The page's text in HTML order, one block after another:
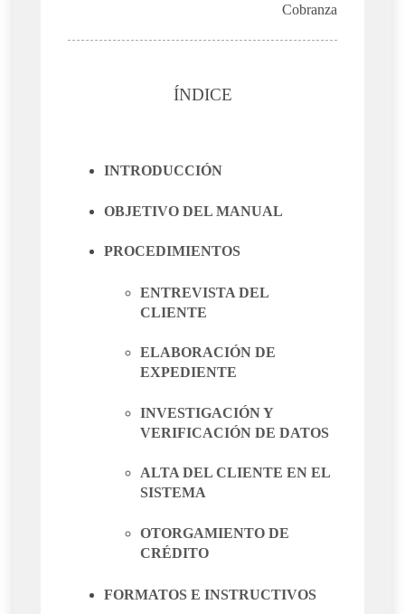
Cobranza
ÍNDICE
INTRODUCCIÓN
OBJETIVO DEL MANUAL
PROCEDIMIENTOS
ENTREVISTA DEL
CLIENTE
ELABORACIÓN DE
EXPEDIENTE
INVESTIGACIÓN Y
VERIFICACIÓN DE DATOS
ALTA DEL CLIENTE EN EL
SISTEMA
OTORGAMIENTO DE
CRÉDITO
FORMATOS E INSTRUCTIVOS